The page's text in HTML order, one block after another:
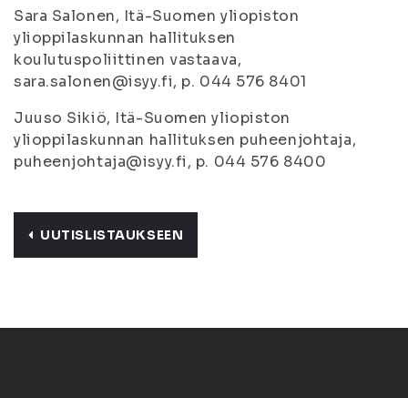
Sara Salonen, Itä-Suomen yliopiston
ylioppilaskunnan hallituksen
koulutuspoliittinen vastaava,
sara.salonen@isyy.fi, p. 044 576 8401
Juuso Sikiö, Itä-Suomen yliopiston
ylioppilaskunnan hallituksen puheenjohtaja,
puheenjohtaja@isyy.fi, p. 044 576 8400
UUTISLISTAUKSEEN